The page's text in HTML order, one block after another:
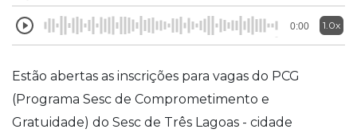
0:00 1.0x
Estão abertas as inscrições para vagas do PCG
(Programa Sesc de Comprometimento e
Gratuidade) do Sesc de Três Lagoas - cidade